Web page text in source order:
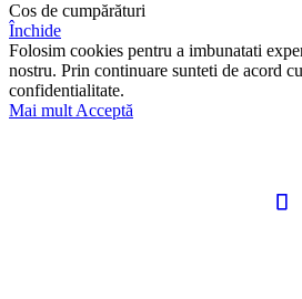
Cos de cumpărături
Închide
Folosim cookies pentru a imbunatati
nostru. Prin continuare sunteti de acord
confidentialitate.
Mai mult Acceptă